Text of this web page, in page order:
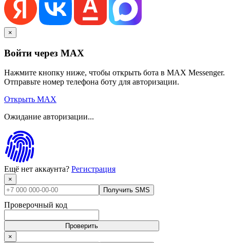
×
Войти через MAX
Нажмите кнопку ниже, чтобы открыть бота в MAX Messenger.
Отправьте номер телефона боту для авторизации.
Открыть MAX
Ожидание авторизации...
Ещё нет аккаунта? Регистрация
×
Получить SMS
Проверочный код
Проверить
×